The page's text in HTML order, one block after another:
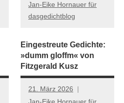
Jan-Eike Hornauer für
dasgedichtblog
Eingestreute Gedichte:
»dumm gloffm« von
Fitzgerald Kusz
21. März 2026
Jan-Eike Hornauer für